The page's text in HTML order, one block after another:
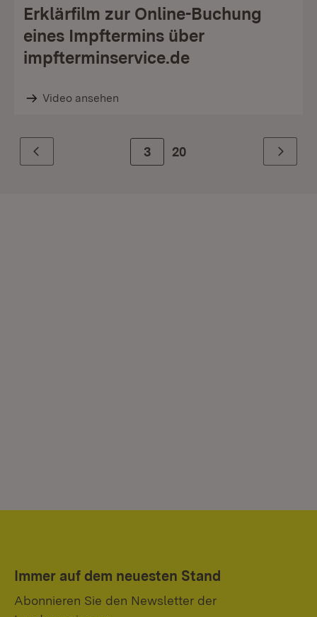
Erklärfilm zur Online-Buchung
eines Impftermins über
impfterminservice.de
Video ansehen
Zurück Zur Seite
3 20 Weiter
Immer auf dem neuesten Stand
Abonnieren Sie den Newsletter der